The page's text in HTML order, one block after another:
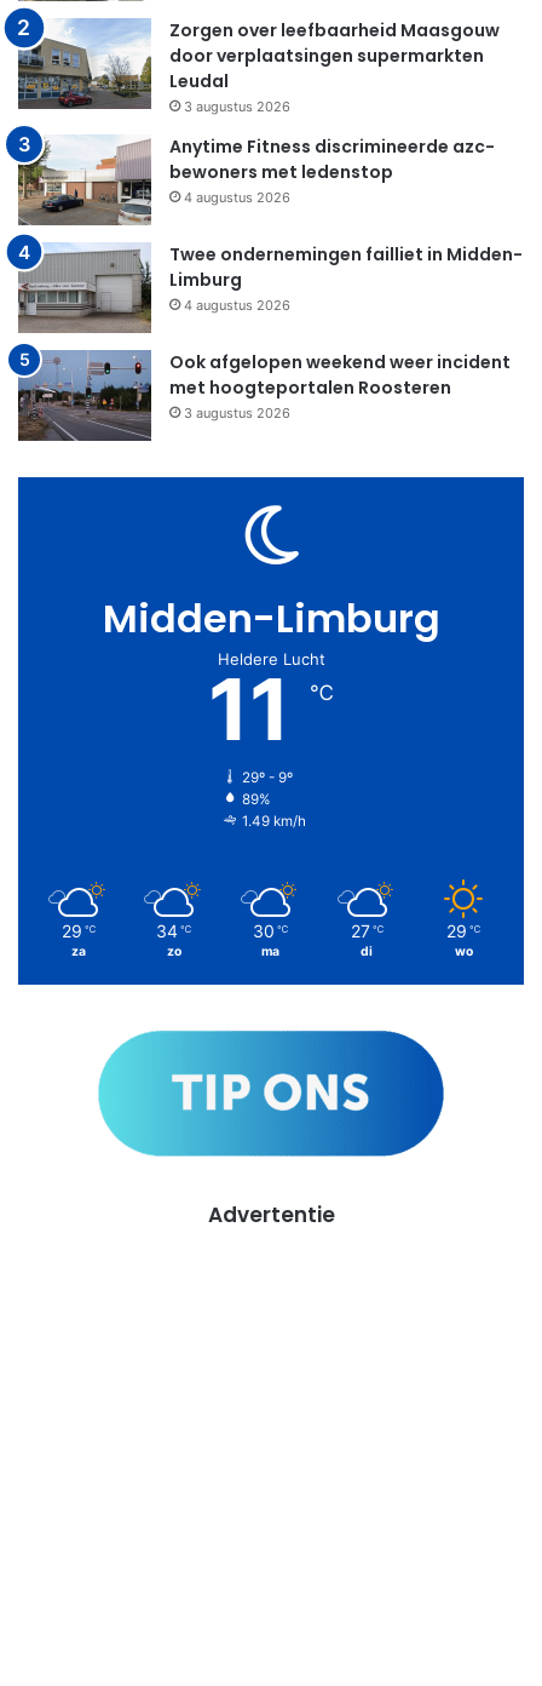
Zorgen over leefbaarheid Maasgouw
door verplaatsingen supermarkten
Leudal
3 augustus 2026
Anytime Fitness discrimineerde azc-
bewoners met ledenstop
4 augustus 2026
Twee ondernemingen failliet in Midden-
Limburg
4 augustus 2026
Ook afgelopen weekend weer incident
met hoogteportalen Roosteren
3 augustus 2026
Midden-Limburg
Heldere Lucht
11 ℃
29º - 9º
89%
1.49 km/h
29 ℃
za
34 ℃
zo
30 ℃
ma
27 ℃
di
29 ℃
wo
Advertentie